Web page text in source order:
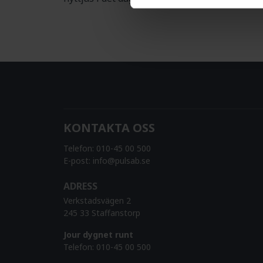
KONTAKTA OSS
Telefon: 010-45 00 500
E-post: info@pulsab.se
ADRESS
Verkstadsvägen 2
245 33 Staffanstorp
Jour dygnet runt
Telefon: 010-45 00 500